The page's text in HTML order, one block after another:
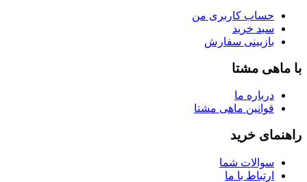
حساب کاربری من
سبد خرید
بازبینی سفارش
با ماهی مشتا
درباره ما
قوانین ماهی مشتا
راهنمای خرید
سوالات شما
ارتباط با ما